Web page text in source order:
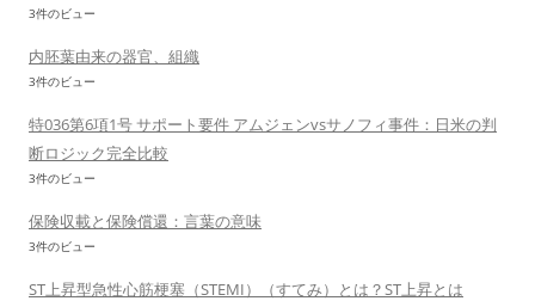
3件のビュー
内胚葉由来の器官、組織
3件のビュー
特036第6項1号 サポート要件 アムジェンvsサノフィ事件：日米の判
断ロジック完全比較
3件のビュー
保険収載と保険償還：言葉の意味
3件のビュー
ST上昇型急性心筋梗塞（STEMI）（すてみ）とは？ST上昇とは